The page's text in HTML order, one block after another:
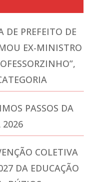
DE PREFEITO DE
EX-MINISTRO
PASSOS DA
2026
COLETIVA
DA EDUCAÇÃO